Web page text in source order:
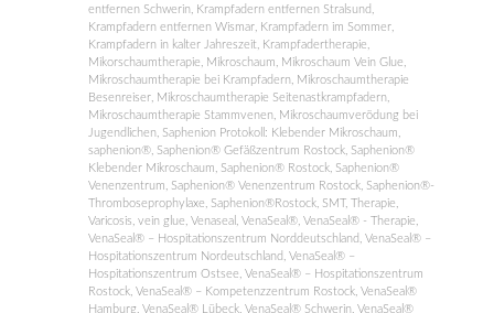
entfernen Schwerin
Krampfadern entfernen Stralsund
Krampfadern entfernen Wismar
Krampfadern im Sommer
Krampfadern in kalter Jahreszeit
Krampfadertherapie
Mikorschaumtherapie
Mikroschaum Mikroschaum Vein Glue
Mikroschaumtherapie bei Krampfadern Mikroschaumtherapie
Besenreiser Mikroschaumtherapie Seitenastkrampfadern
Mikroschaumtherapie Stammvenen Mikroschaumverödung bei
Jugendlichen Saphenion Protokoll: Klebender Mikroschaum
saphenion® Saphenion® Gefäßzentrum Rostock Saphenion®
Klebender Mikroschaum
Saphenion® Rostock Saphenion®
Venenzentrum
Saphenion® Venenzentrum Rostock Saphenion®-
Thromboseprophylaxe
Saphenion®Rostock SMT, Therapie
Varicosis vein glue Venaseal VenaSeal® VenaSeal® - Therapie
VenaSeal® – Hospitationszentrum Norddeutschland
VenaSeal® –
Hospitationszentrum Nordeutschland
VenaSeal® –
Hospitationszentrum Ostsee VenaSeal® – Hospitationszentrum
Rostock VenaSeal® – Kompetenzzentrum Rostock VenaSeal®
Hamburg VenaSeal® Lübeck VenaSeal® Schwerin VenaSeal®